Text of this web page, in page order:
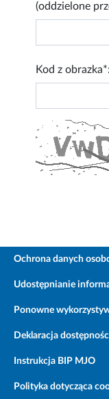
(oddzielone
Kod z obrazka*:
Ochrona danych
Udostępnianie
Ponowne
Deklaracja
Instrukcja BIP MJO
Polityka dotycząca